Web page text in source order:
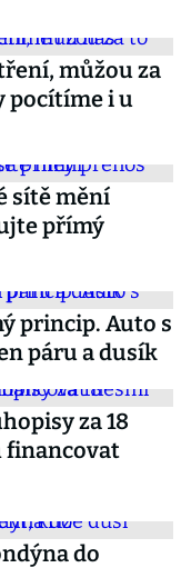
můžou za
pocítíme i u
sítě mění
přímý
princip. Auto s
páru a dusík
za 18
financovat
do